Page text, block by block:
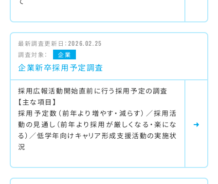
最新調査更新日： 2026.02.25
調査対象：
企業
企業新卒採用予定調査
採用広報活動開始直前に行う採用予定の調査
【主な項目】
採用予定数（前年より増やす・減らす）／採用活
動の見通し（前年より採用が厳しくなる・楽にな
る）／低学年向けキャリア形成支援活動の実施状
況